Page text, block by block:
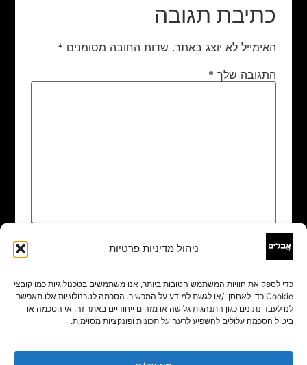
ניהול מדיניות פרטיות
כדי לספק את חוויות המשתמש הטובות ביותר, אנו משתמשים בטכנולוגיות כמו קובצי
Cookie כדי לאחסן ו/או לגשת למידע על המכשיר. הסכמה לטכנולוגיות אלו תאפשר
לנו לעבד נתונים כגון התנהגות גלישה או מזהים ייחודיים באתר זה. אי הסכמה או
ביטול הסכמה עלולים להשפיע לרעה על תכונות ופונקציות מסוימות.
כתיבת תגובה
האימייל לא יוצג באתר. שדות החובה מסומנים *
התגובה שלך *
שם
אימייל*